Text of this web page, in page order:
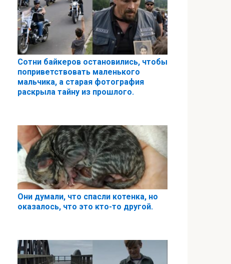
Сотни байкеров остановились, чтобы
поприветствовать маленького
мальчика, а старая фотография
раскрыла тайну из прошлого.
Они думали, что спасли котенка, но
оказалось, что это кто-то другой.